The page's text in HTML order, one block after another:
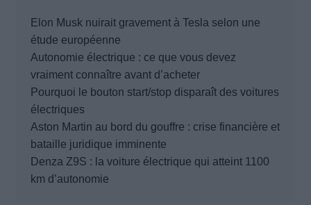
Elon Musk nuirait gravement à Tesla selon une
étude européenne
Autonomie électrique : ce que vous devez
vraiment connaître avant d’acheter
Pourquoi le bouton start/stop disparaît des voitures
électriques
Aston Martin au bord du gouffre : crise financière et
bataille juridique imminente
Denza Z9S : la voiture électrique qui atteint 1100
km d’autonomie